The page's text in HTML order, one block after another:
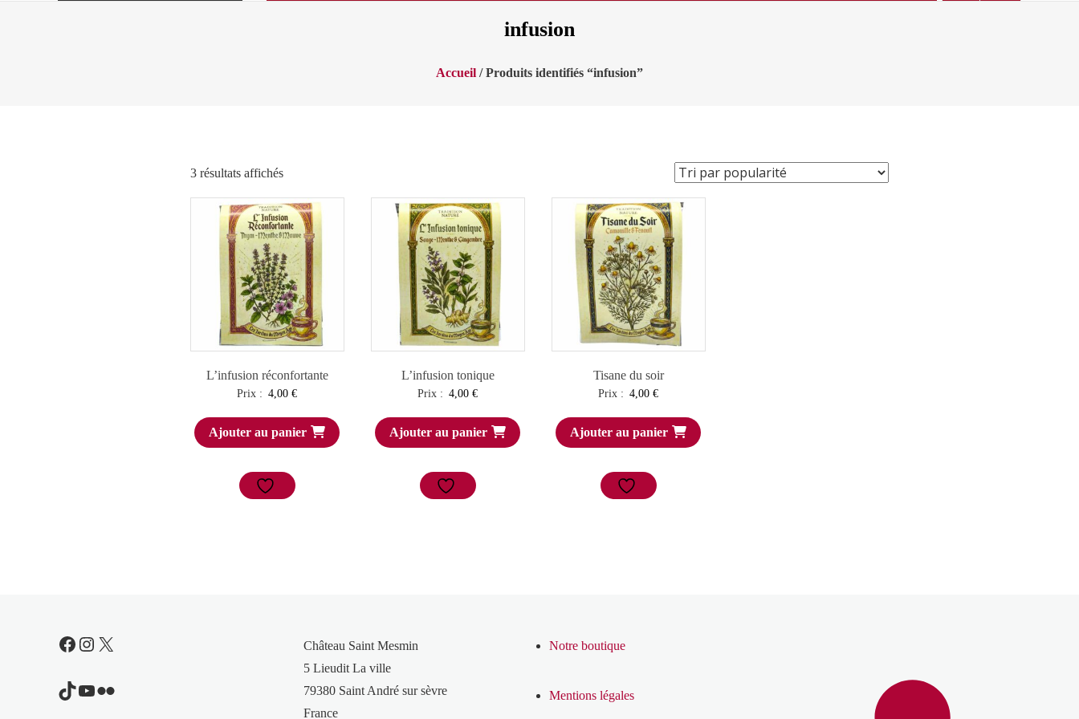
infusion
Accueil / Produits identifiés “infusion”
3 résultats affichésTrié
par
popularité
L’infusion réconfortante
Prix : 4,00€
Ajouter au panier
L’infusion tonique
Prix : 4,00€
Ajouter au panier
Tisane du soir
Prix : 4,00€
Ajouter au panier
Facebook
Instagram
X
TikTok
YouTube
Flickr
Château Saint Mesmin
5 Lieudit La ville
79380 Saint André sur sèvre
France
Notre boutique
Mentions légales